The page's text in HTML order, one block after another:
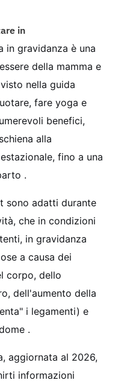
in
in gravidanza è una
della mamma e
nella guida
fare yoga e
benefici,
alla
fino a una
.
sono adatti durante
che in condizioni
in gravidanza
a causa dei
corpo, dello
dell'aumento della
i legamenti) e
.
aggiornata al 2026,
informazioni